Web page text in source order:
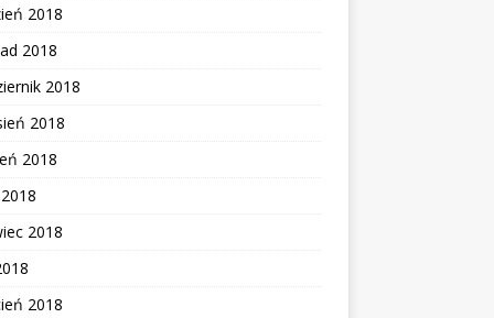
2018
2018
2018
2018
2018
2018
2018